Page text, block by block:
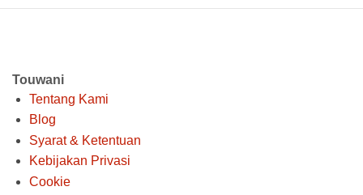
Touwani
Tentang Kami
Blog
Syarat & Ketentuan
Kebijakan Privasi
Cookie